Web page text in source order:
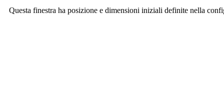
Questa finestra ha posizione e dimensioni iniziali definite nella